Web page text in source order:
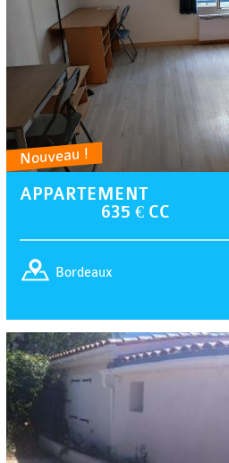
Nouveau !
APPARTEMENT
635 € CC
Bordeaux